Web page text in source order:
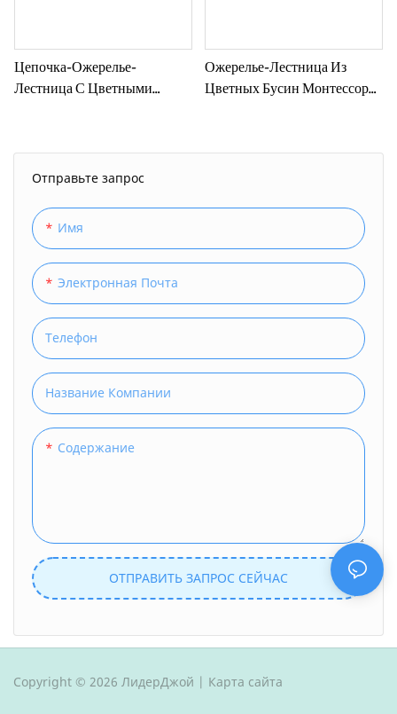
Отправьте запрос
Имя
Электронная Почта
Телефон
Название Компании
Содержание
ОТПРАВИТЬ ЗАПРОС СЕЙЧАС
Цепочка-Ожерелье-
Лестница С Цветными
Ожерелье-Лестница Из
Цветных Бусин Монтессори
Copyright © 2026 ЛидерДжой | Карта сайта